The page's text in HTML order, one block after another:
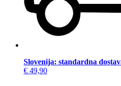
Slovenija: standardna
€ 49,90